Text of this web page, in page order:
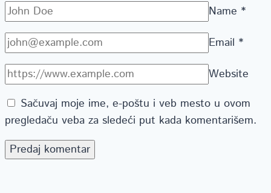
Name *
Email *
Website
Sačuvaj moje ime, e-poštu i veb mesto u ovom
pregledaču veba za sledeći put kada komentarišem.